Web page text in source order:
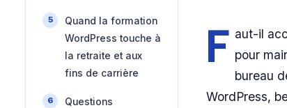
Quand la formation
WordPress touche à
la retraite et aux
fins de carrière
Questions
F aut-il
pour
bureau
WordPress,